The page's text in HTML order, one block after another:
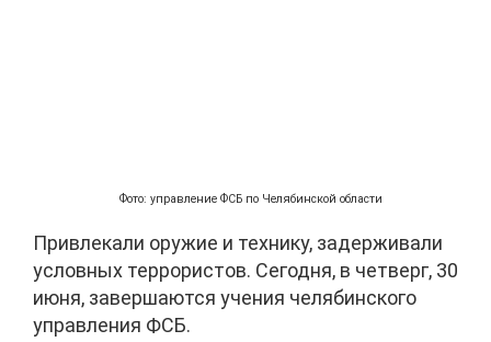
Фото: управление ФСБ по Челябинской области
Привлекали оружие и технику, задерживали
условных террористов. Сегодня, в четверг, 30
июня, завершаются учения челябинского
управления ФСБ.